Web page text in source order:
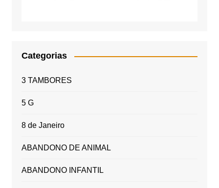
Categorias
3 TAMBORES
5 G
8 de Janeiro
ABANDONO DE ANIMAL
ABANDONO INFANTIL